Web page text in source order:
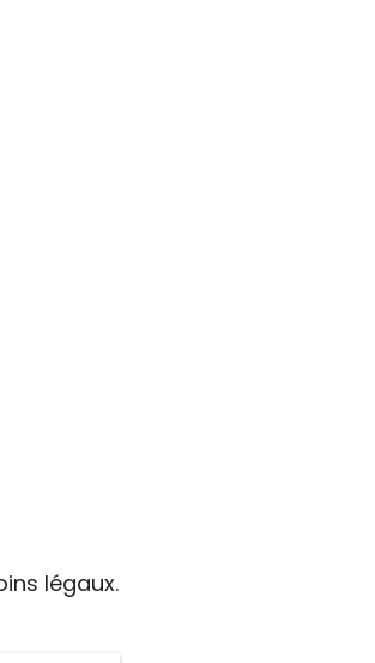
légaux.